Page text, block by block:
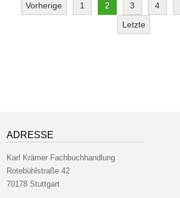
Vorherige 1 2 3 4
Letzte
ADRESSE
Karl Krämer Fachbuchhandlung
Rotebühlstraße 42
70178 Stuttgart